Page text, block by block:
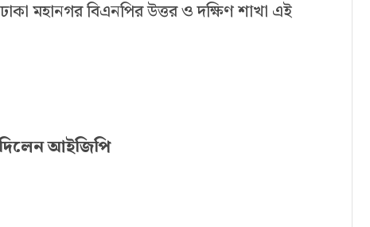
ঢাকা মহানগর বিএনপির উত্তর ও দক্ষিণ শাখা এই
দিলেন আইজিপি